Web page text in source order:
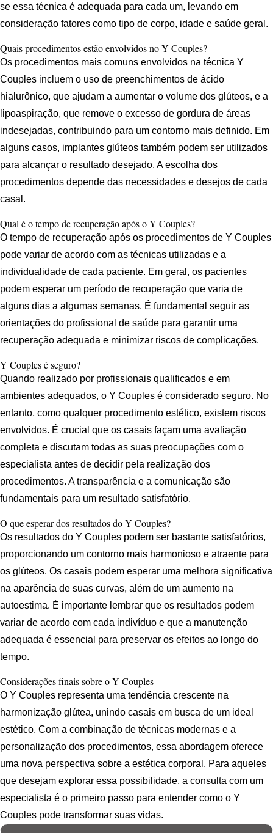
se essa técnica é adequada para cada um, levando em
consideração fatores como tipo de corpo, idade e saúde geral.
Quais procedimentos estão envolvidos no Y Couples?
Os procedimentos mais comuns envolvidos na técnica Y
Couples incluem o uso de preenchimentos de ácido
hialurônico, que ajudam a aumentar o volume dos glúteos, e a
lipoaspiração, que remove o excesso de gordura de áreas
indesejadas, contribuindo para um contorno mais definido. Em
alguns casos, implantes glúteos também podem ser utilizados
para alcançar o resultado desejado. A escolha dos
procedimentos depende das necessidades e desejos de cada
casal.
Qual é o tempo de recuperação após o Y Couples?
O tempo de recuperação após os procedimentos de Y Couples
pode variar de acordo com as técnicas utilizadas e a
individualidade de cada paciente. Em geral, os pacientes
podem esperar um período de recuperação que varia de
alguns dias a algumas semanas. É fundamental seguir as
orientações do profissional de saúde para garantir uma
recuperação adequada e minimizar riscos de complicações.
Y Couples é seguro?
Quando realizado por profissionais qualificados e em
ambientes adequados, o Y Couples é considerado seguro. No
entanto, como qualquer procedimento estético, existem riscos
envolvidos. É crucial que os casais façam uma avaliação
completa e discutam todas as suas preocupações com o
especialista antes de decidir pela realização dos
procedimentos. A transparência e a comunicação são
fundamentais para um resultado satisfatório.
O que esperar dos resultados do Y Couples?
Os resultados do Y Couples podem ser bastante satisfatórios,
proporcionando um contorno mais harmonioso e atraente para
os glúteos. Os casais podem esperar uma melhora significativa
na aparência de suas curvas, além de um aumento na
autoestima. É importante lembrar que os resultados podem
variar de acordo com cada indivíduo e que a manutenção
adequada é essencial para preservar os efeitos ao longo do
tempo.
Considerações finais sobre o Y Couples
O Y Couples representa uma tendência crescente na
harmonização glútea, unindo casais em busca de um ideal
estético. Com a combinação de técnicas modernas e a
personalização dos procedimentos, essa abordagem oferece
uma nova perspectiva sobre a estética corporal. Para aqueles
que desejam explorar essa possibilidade, a consulta com um
especialista é o primeiro passo para entender como o Y
Couples pode transformar suas vidas.